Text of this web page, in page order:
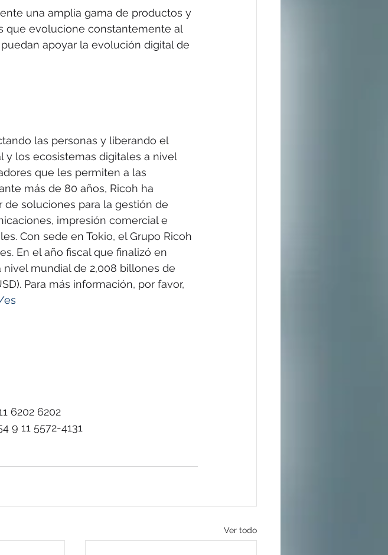
una amplia gama de productos y
que evolucione constantemente al
apoyar la evolución digital de
las personas y liberando el
y los ecosistemas digitales a nivel
que les permiten a las
más de 80 años, Ricoh ha
soluciones para la gestión de
impresión comercial e
Con sede en Tokio, el Grupo Ricoh
En el año fiscal que finalizó en
nivel mundial de 2,008 billones de
Para más información, por favor,
es
6202 6202
9 11 5572-4131
Ver todo